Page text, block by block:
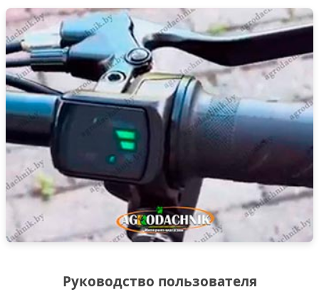
Руководство пользователя